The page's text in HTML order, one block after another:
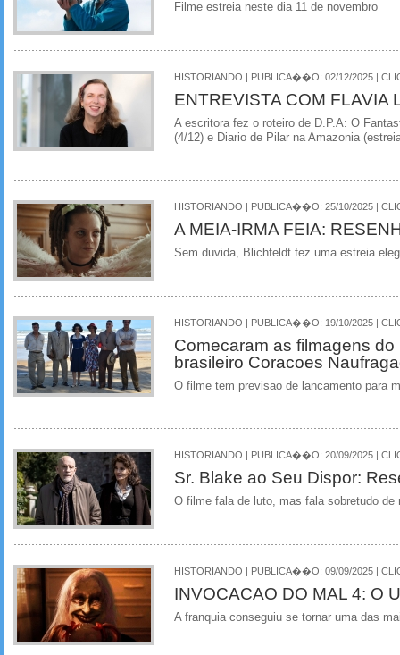
Filme estreia neste dia 11 de novembro
HISTORIANDO | PUBLICA��O: 02/12/2025 |
ENTREVISTA COM FLAVIA
A escritora fez o roteiro de D.P.A: O
(4/12) e Diario de Pilar na Amazonia
HISTORIANDO | PUBLICA��O: 25/10/2025 |
A MEIA-IRMA FEIA:
Sem duvida, Blichfeldt fez uma estreia
HISTORIANDO | PUBLICA��O: 19/10/2025 |
Comecaram as filmagens
brasileiro Coracoes
O filme tem previsao de lancamento para
HISTORIANDO | PUBLICA��O: 20/09/2025 |
Sr. Blake ao Seu Dispor:
O filme fala de luto, mas fala sobretudo
HISTORIANDO | PUBLICA��O: 09/09/2025 |
INVOCACAO DO MAL 4: O
A franquia conseguiu se tornar uma das